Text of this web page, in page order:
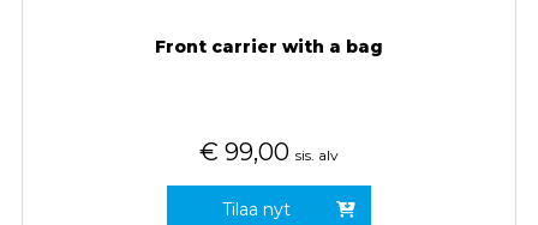
Front carrier with a bag
€ 99,00 sis. alv
Tilaa nyt